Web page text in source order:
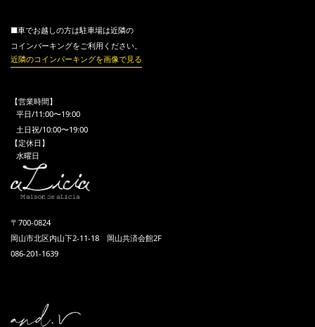
■車でお越しの方は駐車場は近隣の
コインパーキングをご利用ください。
近隣のコインパーキングを画像で見る
【営業時間】
平日/11:00〜19:00
土日祝/10:00〜19:00
【定休日】
水曜日
〒700-0824
岡山市北区内山下2-11-18 岡山共済会館2F
086-201-1639